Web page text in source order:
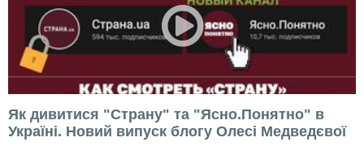
Як дивитися "Страну" та "Ясно.Понятно" в
Україні. Новий випуск блогу Олесі Медведєвої